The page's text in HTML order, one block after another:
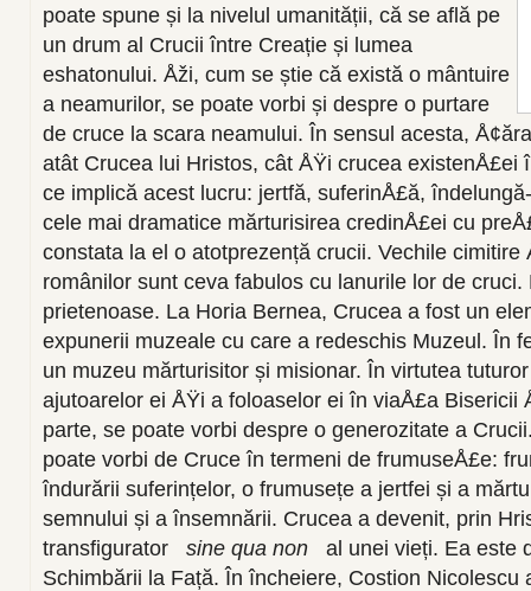
poate spune și la nivelul umanității, că se află pe
un drum al Crucii între Creație și lumea
eshatonului. Åži, cum se știe că există o mântuire
a neamurilor, se poate vorbi și despre o purtare
de cruce la scara neamului. În sensul acesta,
atât Crucea lui Hristos, cât ÅŸi crucea existenÅ£ei
ce implică acest lucru: jertfă, suferinÅ£ă,
cele mai dramatice mărturisirea credinÅ£ei cu
constata la el o atotprezență crucii. Vechile cimitire
românilor sunt ceva fabulos cu lanurile lor de cruci.
prietenoase. La Horia Bernea, Crucea a fost un
expunerii muzeale cu care a redeschis Muzeul. În
un muzeu mărturisitor și misionar. În virtutea
ajutoarelor ei ÅŸi a foloaselor ei în viaÅ£a Bisericii
parte, se poate vorbi despre o generozitate a
poate vorbi de Cruce în termeni de frumuseÅ£e:
îndurării suferințelor, o frumusețe a jertfei și a
semnului și a însemnării. Crucea a devenit, prin
transfigurator
sine qua non
al unei vieți. Ea este
Schimbării la Față. În încheiere, Costion Nicolescu